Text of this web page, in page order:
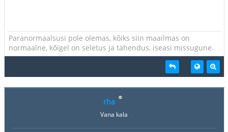
Paranormaalsusi pole olemas, kõiks siin maailmas on
normaalne, kõigel on seletus ja tähendus, iseasi missugune.
rha
Vana kala